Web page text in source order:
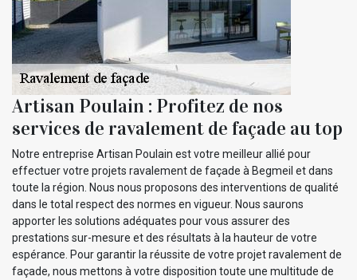
Artisan Poulain : Profitez de nos
services de ravalement de façade au top
Notre entreprise Artisan Poulain est votre meilleur allié pour
effectuer votre projets ravalement de façade à Begmeil et dans
toute la région. Nous nous proposons des interventions de qualité
dans le total respect des normes en vigueur. Nous saurons
apporter les solutions adéquates pour vous assurer des
prestations sur-mesure et des résultats à la hauteur de votre
espérance. Pour garantir la réussite de votre projet ravalement de
façade, nous mettons à votre disposition toute une multitude de